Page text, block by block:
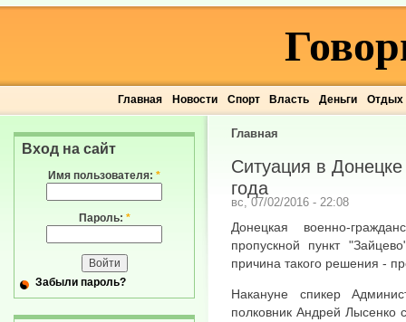
Главная Новости Спорт Власть Деньги Отдых
Главная
Ситуация в
года
вс, 07/02/2016 - 22:08
Донецкая военно-
пропускной пункт
причина такого решения -
Накануне спикер
полковник Андрей Лысенко
Вход на сайт
Имя пользователя: *
Пароль: *
Забыли пароль?